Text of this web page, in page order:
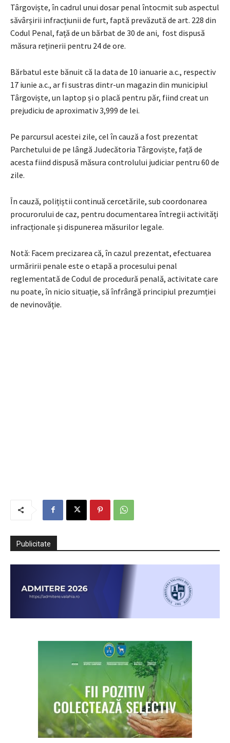
Târgoviște, în cadrul unui dosar penal întocmit sub aspectul
săvârșirii infracțiunii de furt, faptă prevăzută de art. 228 din
Codul Penal, față de un bărbat de 30 de ani, fost dispusă
măsura reținerii pentru 24 de ore.
Bărbatul este bănuit că la data de 10 ianuarie a.c., respectiv
17 iunie a.c., ar fi sustras dintr-un magazin din municipiul
Târgoviște, un laptop și o placă pentru păr, fiind creat un
prejudiciu de aproximativ 3,999 de lei.
Pe parcursul acestei zile, cel în cauză a fost prezentat
Parchetului de pe lângă Judecătoria Târgoviște, față de
acesta fiind dispusă măsura controlului judiciar pentru 60 de
zile.
În cauză, polițiștii continuă cercetările, sub coordonarea
procurorului de caz, pentru documentarea întregii activități
infracționale și dispunerea măsurilor legale.
Notă: Facem precizarea că, în cazul prezentat, efectuarea
urmăririi penale este o etapă a procesului penal
reglementată de Codul de procedură penală, activitate care
nu poate, în nicio situație, să înfrângă principiul prezumției
de nevinovăție.
Publicitate